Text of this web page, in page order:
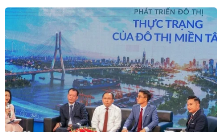
Niềm vui vỡ ào của các cổ động viên Đội tuyển Ecuador .
(Nguồn: Reuters.)
Hàng nghìn người dân Ecuador trên cả nước đã
đổ ra đường ăn mừng sau chiến thắng lịch sử